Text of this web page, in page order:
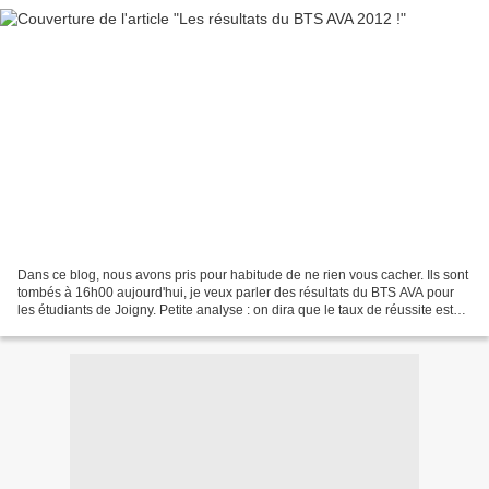
Dans ce blog, nous avons pris pour habitude de ne rien vous cacher. Ils sont
tombés à 16h00 aujourd'hui, je veux parler des résultats du BTS AVA pour
les étudiants de Joigny. Petite analyse : on dira que le taux de réussite est